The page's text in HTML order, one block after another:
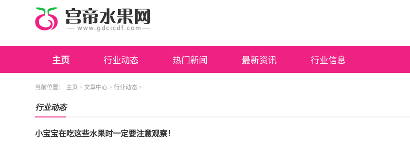
主页 行业动态 热门新闻 最新资讯 行业信息
当前位置： 主页 > 文章中心 > 行业动态 >
行业动态
小宝宝在吃这些水果时一定要注意观察！